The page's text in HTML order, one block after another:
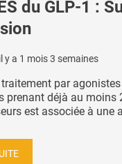
du GLP-1 :
y a 1 mois 3 semaines
par agonistes
prenant déjà au moins
est associée à une